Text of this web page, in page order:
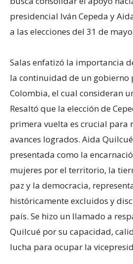
presidencial Iván Cepeda y
a las elecciones del 31 de
Salas enfatizó la importancia
la continuidad de un gobierno
Colombia, el cual consideran
Resaltó que la elección de
primera vuelta es crucial para
avances logrados. Aida
presentada como la
mujeres por el territorio, la
paz y la democracia,
históricamente excluidos y
país. Se hizo un llamado a
Quilcué por su capacidad,
lucha para ocupar la